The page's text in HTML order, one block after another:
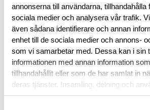
annonserna till användarna, tillhandahålla
sociala medier och analysera vår trafik.
även sådana identifierare och annan
enhet till de sociala medier och annons-
som vi samarbetar med. Dessa kan i sin
informationen med annan information
tillhandahållit eller som de har samlat in
deras tjänster. Insamling, delning och
personuppgifter kan användas för
RECENSIONER
OM VARUMÄRKET
CHEST RIGS